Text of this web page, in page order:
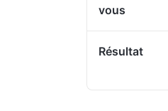
vous
Résultat